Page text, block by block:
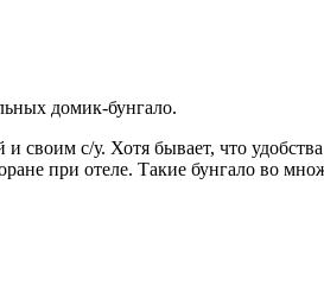
домик-бунгало.
с/у. Хотя бывает, что
при отеле. Такие бунгало во